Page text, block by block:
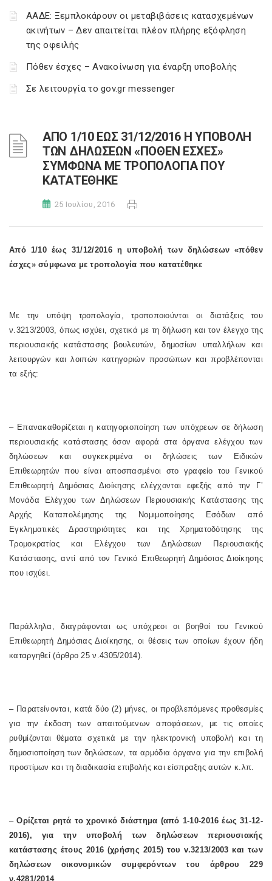
ΑΑΔΕ: Ξεμπλοκάρουν οι μεταβιβάσεις κατασχεμένων
ακινήτων – Δεν απαιτείται πλέον πλήρης εξόφληση
της οφειλής
Πόθεν έσχες – Ανακοίνωση για έναρξη υποβολής
Σε λειτουργία το gov.gr messenger
ΑΠΟ 1/10 ΕΩΣ 31/12/2016 Η ΥΠΟΒΟΛΗ
ΤΩΝ ΔΗΛΩΣΕΩΝ «ΠΟΘΕΝ ΕΣΧΕΣ»
ΣΥΜΦΩΝΑ ΜΕ ΤΡΟΠΟΛΟΓΙΑ ΠΟΥ
ΚΑΤΑΤΕΘΗΚΕ
25 Ιουλίου, 2016
Από 1/10 έως 31/12/2016 η υποβολή των δηλώσεων «πόθεν
έσχες» σύμφωνα με τροπολογία που κατατέθηκε
Με την υπόψη τροπολογία, τροποποιούνται οι διατάξεις του
ν.3213/2003, όπως ισχύει, σχετικά με τη δήλωση και τον έλεγχο της
περιουσιακής κατάστασης βουλευτών, δημοσίων υπαλλήλων και
λειτουργών και λοιπών κατηγοριών προσώπων και προβλέπονται
τα εξής:
– Επανακαθορίζεται η κατηγοριοποίηση των υπόχρεων σε δήλωση
περιουσιακής κατάστασης όσον αφορά στα όργανα ελέγχου των
δηλώσεων και συγκεκριμένα οι δηλώσεις των Ειδικών
Επιθεωρητών που είναι αποσπασμένοι στο γραφείο του Γενικού
Επιθεωρητή Δημόσιας Διοίκησης ελέγχονται εφεξής από την Γ’
Μονάδα Ελέγχου των Δηλώσεων Περιουσιακής Κατάστασης της
Αρχής Καταπολέμησης της Νομιμοποίησης Εσόδων από
Εγκληματικές Δραστηριότητες και της Χρηματοδότησης της
Τρομοκρατίας και Ελέγχου των Δηλώσεων Περιουσιακής
Κατάστασης, αντί από τον Γενικό Επιθεωρητή Δημόσιας Διοίκησης
που ισχύει.
Παράλληλα, διαγράφονται ως υπόχρεοι οι βοηθοί του Γενικού
Επιθεωρητή Δημόσιας Διοίκησης, οι θέσεις των οποίων έχουν ήδη
καταργηθεί (άρθρο 25 ν.4305/2014).
– Παρατείνονται, κατά δύο (2) μήνες, οι προβλεπόμενες προθεσμίες
για την έκδοση των απαιτούμενων αποφάσεων, με τις οποίες
ρυθμίζονται θέματα σχετικά με την ηλεκτρονική υποβολή και τη
δημοσιοποίηση των δηλώσεων, τα αρμόδια όργανα για την επιβολή
προστίμων και τη διαδικασία επιβολής και είσπραξης αυτών κ.λπ.
–Ορίζεται ρητά το χρονικό διάστημα (από 1-10-2016 έως 31-12-
2016), για την υποβολή των δηλώσεων περιουσιακής
κατάστασης έτους 2016 (χρήσης 2015) τουv.3213/2003 και των
δηλώσεων οικονομικών συμφερόντων του άρθρου 229
ν.4281/2014.